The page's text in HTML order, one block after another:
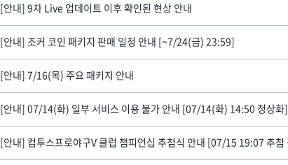
[안내] 9차 Live 업데이트 이후 확인된 현상 안내
[안내] 조커 코인 패키지 판매 일정 안내 [~7/24(금) 23:59]
[안내] 7/16(목) 주요 패키지 안내
[안내] 07/14(화) 일부 서비스 이용 불가 안내 [07/14(화) 14:50 정상화]